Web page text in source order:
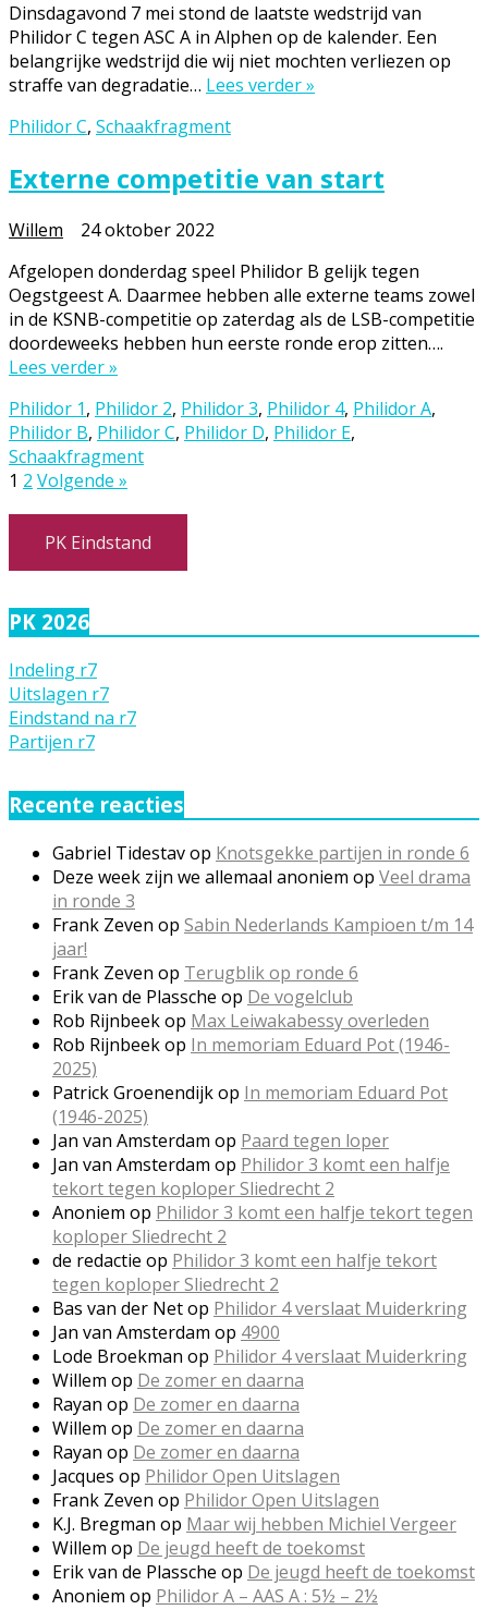
Dinsdagavond 7 mei stond de laatste wedstrijd van
Philidor C tegen ASC A in Alphen op de kalender. Een
belangrijke wedstrijd die wij niet mochten verliezen op
straffe van degradatie… Lees verder »
Philidor C, Schaakfragment
Externe competitie van start
Willem
24 oktober 2022
Afgelopen donderdag speel Philidor B gelijk tegen
Oegstgeest A. Daarmee hebben alle externe teams zowel
in de KSNB-competitie op zaterdag als de LSB-competitie
doordeweeks hebben hun eerste ronde erop zitten….
Lees verder »
Philidor 1, Philidor 2, Philidor 3, Philidor 4, Philidor A,
Philidor B, Philidor C, Philidor D, Philidor E,
Schaakfragment
Berichten
paginering
1 2 Volgende »
PK Eindstand
PK 2026
Indeling r7
Uitslagen r7
Eindstand na r7
Partijen r7
Recente reacties
Gabriel Tidestavop Knotsgekke partijen in ronde 6
Deze week zijn we allemaal anoniem op Veel drama
in ronde 3
Frank Zeven op Sabin Nederlands Kampioen t/m 14
jaar!
Frank Zeven op Terugblik op ronde 6
Erik van de Plassche op De vogelclub
Rob Rijnbeekop Max Leiwakabessy overleden
Rob Rijnbeekop In memoriam Eduard Pot (1946-
2025)
Patrick Groenendijkop In memoriam Eduard Pot
(1946-2025)
Jan van Amsterdam op Paard tegen loper
Jan van Amsterdam op Philidor 3 komt een halfje
tekort tegen koploper Sliedrecht 2
Anoniem op Philidor 3 komt een halfje tekort tegen
koploper Sliedrecht 2
de redactie op Philidor 3 komt een halfje tekort
tegen koploper Sliedrecht 2
Bas van der Netop Philidor 4 verslaat Muiderkring
Jan van Amsterdam op 4900
Lode Broekman op Philidor 4 verslaat Muiderkring
Willem op De zomer en daarna
Rayan op De zomer en daarna
Willem op De zomer en daarna
Rayan op De zomer en daarna
Jacques op Philidor Open Uitslagen
Frank Zeven op Philidor Open Uitslagen
K.J. Bregman op Maar wij hebben Michiel Vergeer
Willem op De jeugd heeft de toekomst
Erik van de Plassche op De jeugd heeft de toekomst
Anoniem op Philidor A – AAS A : 5½ – 2½